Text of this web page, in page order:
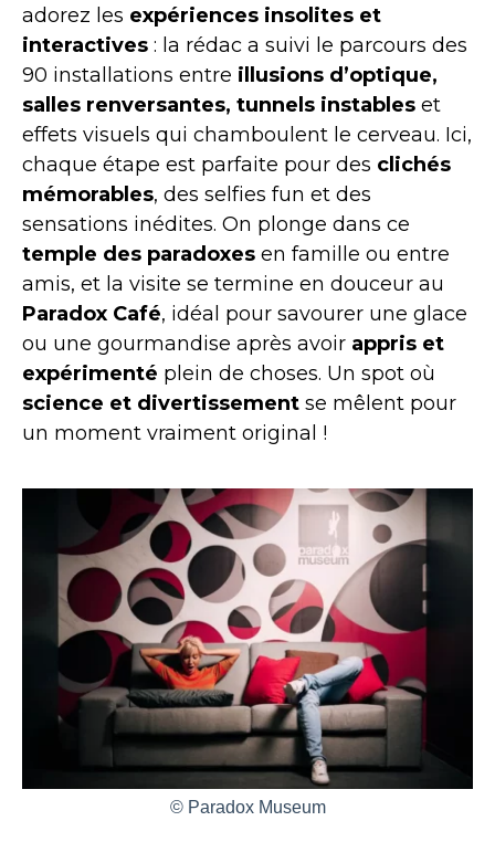
adorez les expériences insolites et
interactives : la rédac a suivi le parcours des
90 installations entre illusions d’optique,
salles renversantes, tunnels instables et
effets visuels qui chamboulent le cerveau. Ici,
chaque étape est parfaite pour des clichés
mémorables, des selfies fun et des
sensations inédites. On plonge dans ce
temple des paradoxes en famille ou entre
amis, et la visite se termine en douceur au
Paradox Café, idéal pour savourer une glace
ou une gourmandise après avoir appris et
expérimenté plein de choses. Un spot où
science et divertissement se mêlent pour
un moment vraiment original !
© Paradox Museum